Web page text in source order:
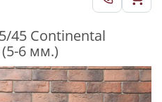
45 Continental
6 мм.)